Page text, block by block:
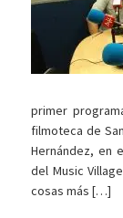
primer
filmoteca de
Hernández, en
del Music
cosas más […]